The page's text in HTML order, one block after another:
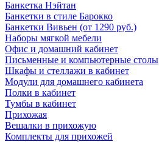
Банкетка Нэйтан
Банкетки в стиле Барокко
Банкетки Вивьен (от 1290 руб.)
Наборы мягкой мебели
Офис и домашний кабинет
Письменные и компьютерные столы
Шкафы и стеллажи в кабинет
Модули для домашнего кабинета
Полки в кабинет
Тумбы в кабинет
Прихожая
Вешалки в прихожую
Комплекты для прихожей